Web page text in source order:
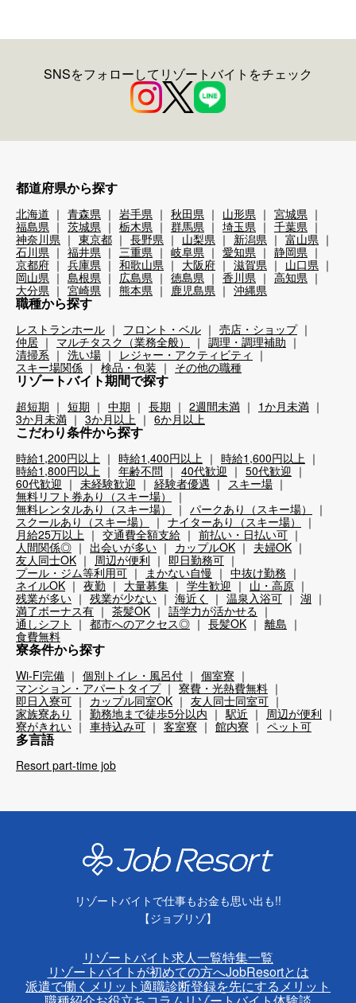
SNSをフォローしてリゾートバイトをチェック
都道府県から探す
北海道 青森県 岩手県 秋田県 山形県
宮城県
福島県
茨城県 栃木県 群馬県 埼玉県
千葉県
神奈川県
東京都 長野県 山梨県 新潟県
富山県
石川県
福井県 三重県 岐阜県 愛知県
静岡県
京都府
兵庫県 和歌山県 大阪府 滋賀県
山口県
岡山県
島根県 広島県 徳島県 香川県
高知県
大分県
宮崎県 熊本県 鹿児島県 沖縄県
職種から探す
レストランホール フロント・ベル
売店・ショップ
仲居
マルチタスク（業務全般）
調理・調理補助
清掃系
洗い場
レジャー・アクティビティ
スキー場関係
検品・包装 その他の職種
リゾートバイト期間で探す
超短期 短期 中期 長期 2週間未満
1か月未満
3か月未満
3か月以上 6か月以上
こだわり条件から探す
時給1,200円以上 時給1,400円以上
時給1,600円以上
時給1,800円以上
年齢不問 40代歓迎
50代歓迎
60代歓迎
未経験歓迎 経験者優遇
スキー場
無料リフト券あり（スキー場）
無料レンタルあり（スキー場）
パークあり（スキー場）
スクールあり（スキー場）
ナイターあり（スキー場）
月給25万以上
交通費全額支給
前払い・日払い可
人間関係◎
出会いが多い カップルOK
夫婦OK
友人同士OK
周辺が便利
即日勤務可
プール・ジム等利用可
まかない自慢
中抜け勤務
ネイルOK
夜勤 大量募集 学生歓迎
山・高原
残業が多い
残業が少ない 海近く 温泉入浴可
湖
満了ボーナス有
茶髪OK
語学力が活かせる
通しシフト
都市へのアクセス◎ 長髪OK
離島
食費無料
寮条件から探す
Wi-Fi完備 個別トイレ・風呂付
個室寮
マンション・アパートタイプ
寮費・光熱費無料
即日入寮可
カップル同室OK
友人同士同室可
家族寮あり
勤務地まで徒歩5分以内 駅近
周辺が便利
寮がきれい
車持込み可 客室寮 館内寮 ペット可
多言語
Resort part-time job
リゾートバイトで仕事もお金も思い出も!!
【ジョブリゾ】
リゾートバイト求人一覧特集一覧
リゾートバイトが初めての方へJobResortとは
派遣で働くメリット適職診断登録を先にするメリット